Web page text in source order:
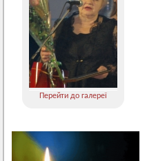
Перейти до галереї